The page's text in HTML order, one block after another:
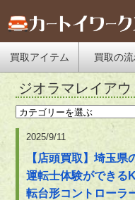
買取アイテム 買取の
ジオラマレイア
2025/9/11
【店頭買取】埼玉
運転士体験ができる
転台形コントローラ